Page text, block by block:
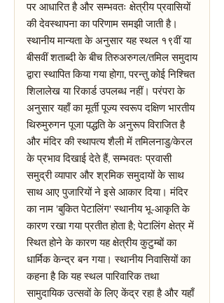
पर आधारित है और सम्भवतः क्षेत्रीय प्रवासियों
की देवस्थापना का परिणाम समझी जाती है।
स्थानीय मान्यता के अनुसार यह स्थल १९वीं या
बीसवीं शताब्दी के बीच तिरुअरुगल/तमिल समुदाय
द्वारा स्थापित किया गया होगा, परन्तु कोई निश्चित
शिलालेख या रिकार्ड उपलब्ध नहीं। परंपरा के
अनुसार यहाँ का मूर्ती पूज्य स्वरूप दक्षिण भारतीय
थिरुमुरुगन पूजा पद्धति के अनुरूप विराजित है
और मंदिर की स्थापत्य शैली में तमिलनाडु/केरल
के प्रभाव दिखाई देते हैं, सम्भवतः प्रवासी
समुद्री व्यापार और श्रमिक समुदायों के साथ
साथ आए पुजारियों ने इसे आकार दिया। मंदिर
का नाम 'बुकित पेटालिंग' स्थानीय भू-आकृति के
कारण रखा गया प्रतीत होता है; पेटालिंग क्षेत्र में
स्थित होने के कारण यह क्षेत्रीय कुटुम्बों का
धार्मिक केन्द्र बन गया। स्थानीय निवासियों का
कहना है कि यह स्थल पारिवारिक तथा
सामुदायिक उत्सवों के लिए केंद्र रहा है और यहाँ